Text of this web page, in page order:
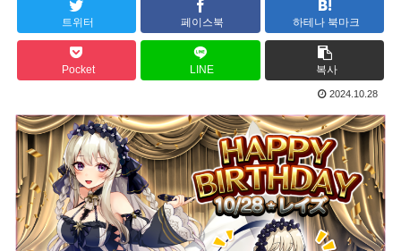
트위터 페이스북 하테나 북마크
Pocket LINE 복사
2024.10.28